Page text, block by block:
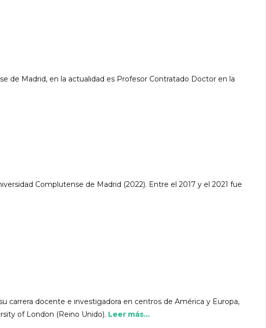
de Madrid, en la actualidad es Profesor Contratado Doctor en la
Complutense de Madrid (2022). Entre el 2017 y el 2021 fue
carrera docente e investigadora en centros de América y Europa,
of London (Reino Unido). Leer más...